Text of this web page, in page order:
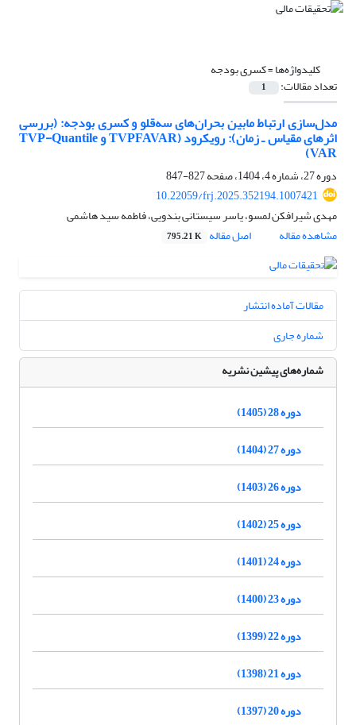
کلیدواژه‌ها =کسری بودجه
تعداد مقالات: 1
مدل‌‌سازی ارتباط مابین بحران‌‌های سه‌‏قلو و کسری بودجه: (بررسی
اثرهای مقیاس ـ زمان): رویکرود (TVPFAVAR ‌و TVP-Quantile
VAR)
دوره 27، شماره 4، 1404، صفحه
827-847
10.22059/frj.2025.352194.1007421
مهدی شیرافکن لمسو، یاسر سیستانی بندویی، فاطمه سید هاشمی
مشاهده مقاله
اصل مقاله 795.21 K
مقالات آماده انتشار
شماره جاری
شماره‌های پیشین نشریه
دوره 28 (1405)
دوره 27 (1404)
دوره 26 (1403)
دوره 25 (1402)
دوره 24 (1401)
دوره 23 (1400)
دوره 22 (1399)
دوره 21 (1398)
دوره 20 (1397)